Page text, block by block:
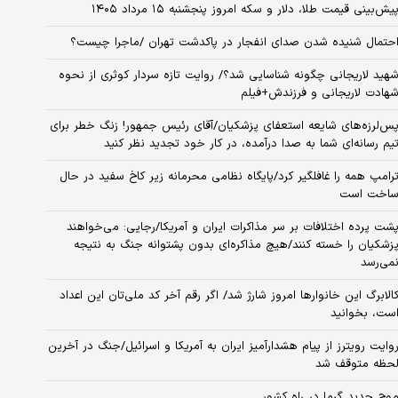
پیش‌بینی قیمت طلا، دلار و سکه امروز پنجشنبه ۱۵ مرداد ۱۴۰۵
احتمال شنیده شدن صدای انفجار در پاکدشت تهران /ماجرا چیست؟
شهید لاریجانی چگونه شناسایی شد؟/ روایت تازه سردار کوثری از نحوه
شهادت لاریجانی و فرزندش+فیلم
پس‌لرزه‌های شایعه استعفای پزشکیان/آقای رئیس جمهور! زنگ خطر برای
تیم رسانه‌ای شما به صدا درآمده، در کار خود تجدید نظر کنید
ترامپ همه را غافلگیر کرد/پایگاه نظامی محرمانه زیر کاخ سفید در حال
ساخت است
پشت پرده اختلافات بر سر مذاکرات ایران و آمریکا/رجایی: می‌خواهند
پزشکیان را خسته کنند/هیچ مذاکره‌ای بدون پشتوانه جنگ به نتیجه
نمی‌رسد
کالابرگ این خانوارها امروز شارژ شد/ اگر رقم آخر کد ملی‌تان این اعداد
است، بخوانید
روایت رویترز از پیام هشدارآمیز ایران به آمریکا و اسرائیل/جنگ در آخرین
لحظه متوقف شد